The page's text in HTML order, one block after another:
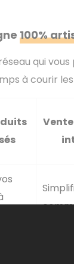
100%
qui
à courir
vos
en